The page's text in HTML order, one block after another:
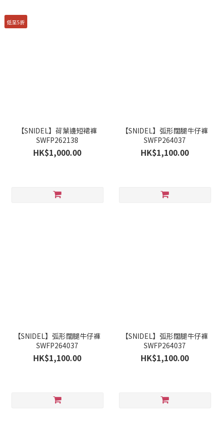
低至5折
【SNIDEL】荷葉邊短裙褲
SWFP262138
HK$1,000.00
【SNIDEL】弧形闊腿牛仔褲
SWFP264037
HK$1,100.00
【SNIDEL】弧形闊腿牛仔褲
SWFP264037
HK$1,100.00
【SNIDEL】弧形闊腿牛仔褲
SWFP264037
HK$1,100.00